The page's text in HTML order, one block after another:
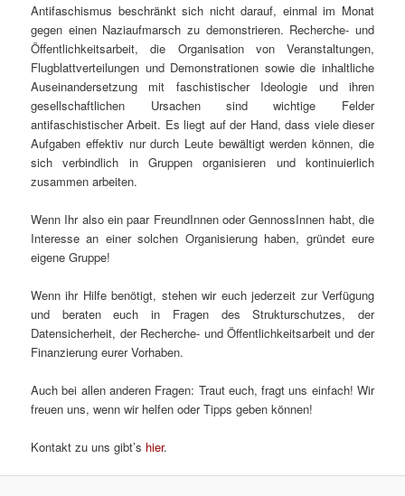
Antifaschismus beschränkt sich nicht darauf, einmal im Monat
gegen einen Naziaufmarsch zu demonstrieren. Recherche- und
Öffentlichkeitsarbeit, die Organisation von Veranstaltungen,
Flugblattverteilungen und Demonstrationen sowie die inhaltliche
Auseinandersetzung mit faschistischer Ideologie und ihren
gesellschaftlichen Ursachen sind wichtige Felder
antifaschistischer Arbeit. Es liegt auf der Hand, dass viele dieser
Aufgaben effektiv nur durch Leute bewältigt werden können, die
sich verbindlich in Gruppen organisieren und kontinuierlich
zusammen arbeiten.
Wenn Ihr also ein paar FreundInnen oder GennossInnen habt, die
Interesse an einer solchen Organisierung haben, gründet eure
eigene Gruppe!
Wenn ihr Hilfe benötigt, stehen wir euch jederzeit zur Verfügung
und beraten euch in Fragen des Strukturschutzes, der
Datensicherheit, der Recherche- und Öffentlichkeitsarbeit und der
Finanzierung eurer Vorhaben.
Auch bei allen anderen Fragen: Traut euch, fragt uns einfach! Wir
freuen uns, wenn wir helfen oder Tipps geben können!
Kontakt zu uns gibt’s hier.